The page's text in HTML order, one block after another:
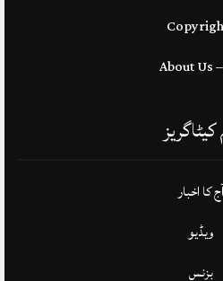
About Us
کیٹاگریز
آج کا اخبار
ویڈیو
بزنس